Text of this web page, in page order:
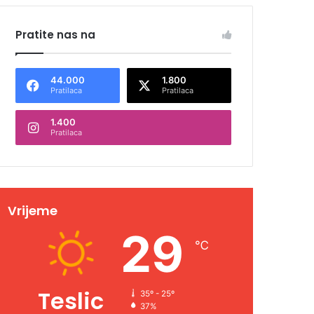
Pratite nas na
44.000
Pratilaca
1.800
Pratilaca
1.400
Pratilaca
Vrijeme
Teslic
29 ℃
35º - 25º
37%